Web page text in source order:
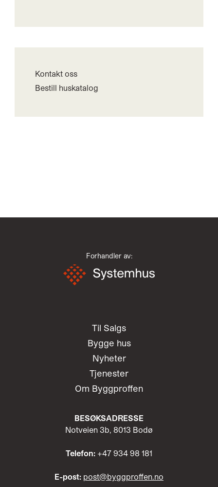
Kontakt oss
Bestill huskatalog
Forhandler av:
Til Salgs
Bygge hus
Nyheter
Tjenester
Om Byggproffen
BESØKSADRESSE
Notveien 3b, 8013 Bodø
Telefon: +47 934 98 181
E-post: post@byggproffen.no